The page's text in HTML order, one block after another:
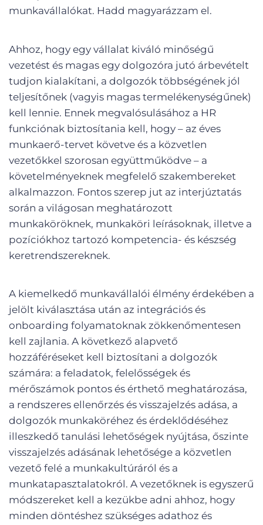
munkavállalókat. Hadd magyarázzam el.
Ahhoz, hogy egy vállalat kiváló minőségű
vezetést és magas egy dolgozóra jutó árbevételt
tudjon kialakítani, a dolgozók többségének jól
teljesítőnek (vagyis magas termelékenységűnek)
kell lennie. Ennek megvalósulásához a HR
funkciónak biztosítania kell, hogy – az éves
munkaerő-tervet követve és a közvetlen
vezetőkkel szorosan együttműködve – a
követelményeknek megfelelő szakembereket
alkalmazzon. Fontos szerep jut az interjúztatás
során a világosan meghatározott
munkaköröknek, munkaköri leírásoknak, illetve a
pozíciókhoz tartozó kompetencia- és készség
keretrendszereknek.
A kiemelkedő munkavállalói élmény érdekében a
jelölt kiválasztása után az integrációs és
onboarding folyamatoknak zökkenőmentesen
kell zajlania. A következő alapvető
hozzáféréseket kell biztosítani a dolgozók
számára: a feladatok, felelősségek és
mérőszámok pontos és érthető meghatározása,
a rendszeres ellenőrzés és visszajelzés adása, a
dolgozók munkaköréhez és érdeklődéséhez
illeszkedő tanulási lehetőségek nyújtása, őszinte
visszajelzés adásának lehetősége a közvetlen
vezető felé a munkakultúráról és a
munkatapasztalatokról. A vezetőknek is egyszerű
módszereket kell a kezükbe adni ahhoz, hogy
minden döntéshez szükséges adathoz és